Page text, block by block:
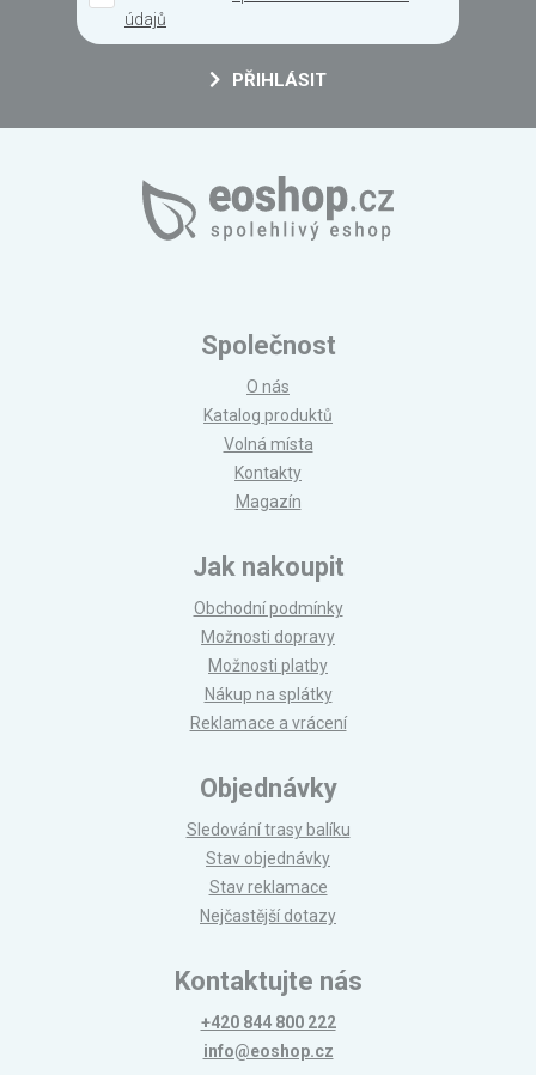
údajů
PŘIHLÁSIT
Společnost
O nás
Katalog produktů
Volná místa
Kontakty
Magazín
Jak nakoupit
Obchodní podmínky
Možnosti dopravy
Možnosti platby
Nákup na splátky
Reklamace a vrácení
Objednávky
Sledování trasy balíku
Stav objednávky
Stav reklamace
Nejčastější dotazy
Kontaktujte nás
+420 844 800 222
info@eoshop.cz